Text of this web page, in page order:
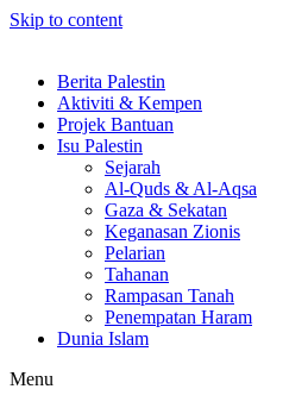
Skip to content
Berita Palestin
Aktiviti & Kempen
Projek Bantuan
Isu Palestin
Sejarah
Al-Quds & Al-Aqsa
Gaza & Sekatan
Keganasan Zionis
Pelarian
Tahanan
Rampasan Tanah
Penempatan Haram
Dunia Islam
Menu